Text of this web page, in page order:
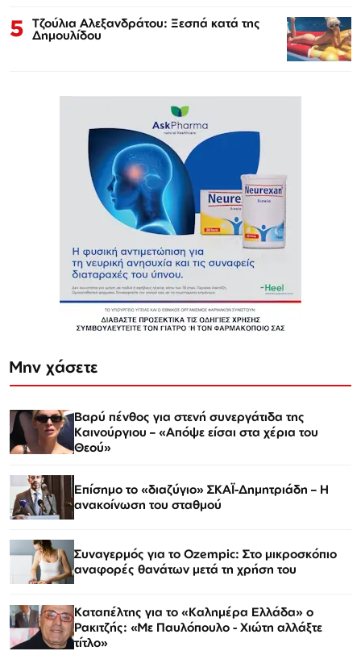
5 Τζούλια Αλεξανδράτου: Ξεσπά κατά της
Δημουλίδου
Μην χάσετε
Βαρύ πένθος για στενή συνεργάτιδα της
Καινούργιου – «Απόψε είσαι στα χέρια του
Θεού»
Επίσημο το «διαζύγιο» ΣΚΑΪ-Δημητριάδη – Η
ανακοίνωση του σταθμού
Συναγερμός για το Ozempic: Στο μικροσκόπιο
αναφορές θανάτων μετά τη χρήση του
Καταπέλτης για το «Καλημέρα Ελλάδα» ο
Ρακιτζής: «Με Παυλόπουλο - Χιώτη αλλάξτε
τίτλο»